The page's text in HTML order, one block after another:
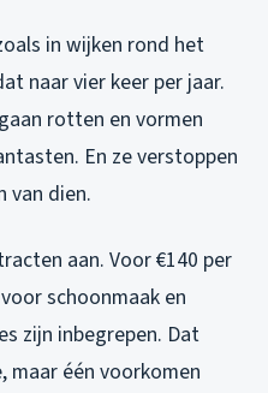
in wijken rond het
naar vier keer per jaar.
rotten en vormen
En ze verstoppen
van dien.
aan. Voor €140 per
schoonmaak en
zijn inbegrepen. Dat
maar één voorkomen